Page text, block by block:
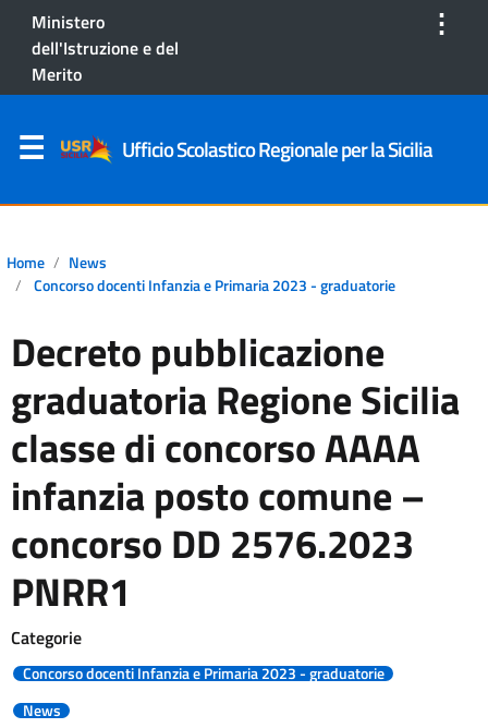
Ministero
dell'Istruzione e del
Merito
⋮
Ufficio Scolastico Regionale per la Sicilia
Home
News
Concorso docenti Infanzia e Primaria 2023 - graduatorie
Decreto pubblicazione
graduatoria Regione Sicilia
classe di concorso AAAA
infanzia posto comune –
concorso DD 2576.2023
PNRR1
Categorie
Concorso docenti Infanzia e Primaria 2023 - graduatorie
News